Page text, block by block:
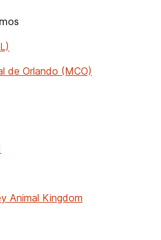
de Orlando (MCO)
Animal Kingdom